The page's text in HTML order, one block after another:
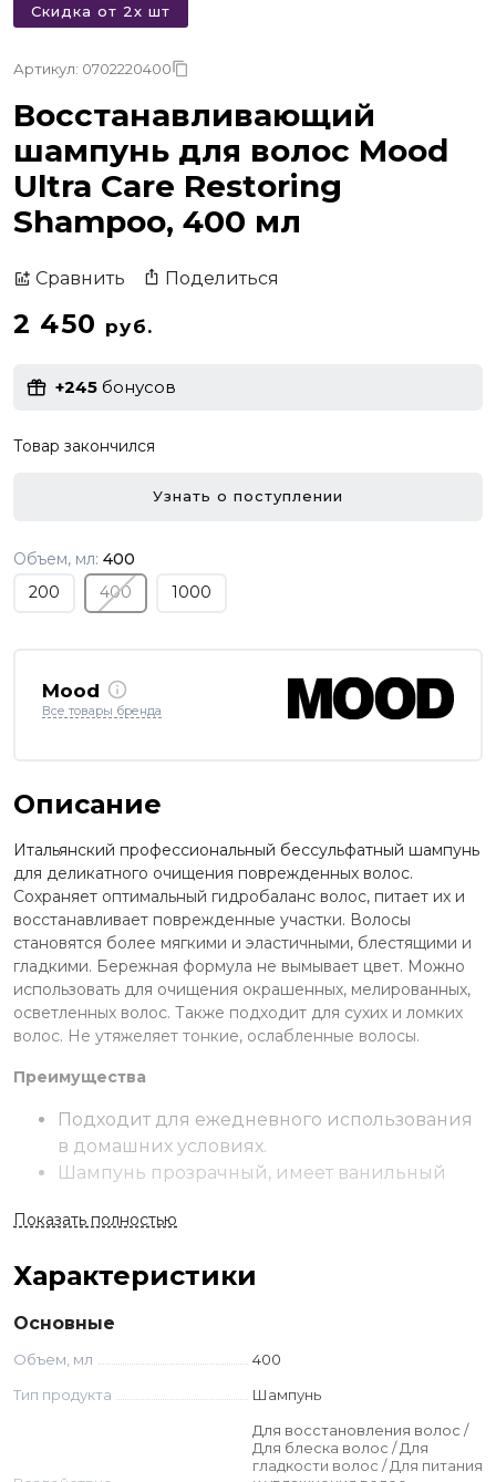
Скидка от 2х шт
Артикул: 0702220400
Восстанавливающий
шампунь для волос Mood
Ultra Care Restoring
Shampoo, 400 мл
Сравнить Поделиться
2 450 руб.
+245 бонусов
Товар закончился
Узнать о поступлении
Объем, мл: 400
200
400 1000
Mood
Все товары бренда
Описание
Итальянский профессиональный бессульфатный шампунь
для деликатного очищения поврежденных волос.
Сохраняет оптимальный гидробаланс волос, питает их и
восстанавливает поврежденные участки. Волосы
становятся более мягкими и эластичными, блестящими и
гладкими. Бережная формула не вымывает цвет. Можно
использовать для очищения окрашенных, мелированных,
осветленных волос. Также подходит для сухих и ломких
волос. Не утяжеляет тонкие, ослабленные волосы.
Преимущества
Подходит для ежедневного использования
в домашних условиях.
Шампунь прозрачный, имеет ванильный
Без парабенов.
Применение
массирующими движениями в течение 1-2 минут. Смойте
водой. При необходимости повторите.
Ингредиенты
Aqua (water/eau), Sodium C14-16 Olefin Sulfonate, Sodium
Coco-glucoside Tartrate, Cocamidopropyl Betaine, Disodium
Показать полностью
Характеристики
Основные
Объем, мл
400
Тип продукта
Шампунь
Для восстановления волос /
Для блеска волос / Для
гладкости волос / Для питания